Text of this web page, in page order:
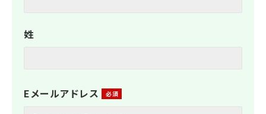
姓
Eメールアドレス